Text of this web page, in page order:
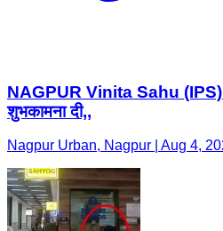
NAGPUR Vinita Sahu (IPS)
शुभकामना दी,,
Nagpur Urban, Nagpur | Aug 4,